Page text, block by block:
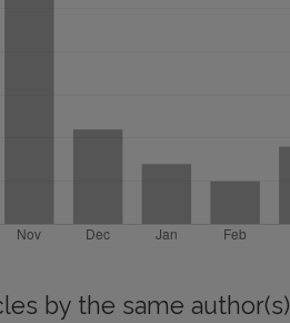
by the same author(s)